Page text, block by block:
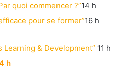
quoi commencer ?”14 h
pour se former”16 h
& Development” 11 h
h